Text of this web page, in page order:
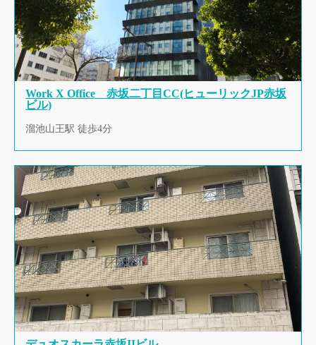
Work X Office 赤坂二丁目CC(ヒューリックJP赤坂
ビル)
溜池山王駅 徒歩4分